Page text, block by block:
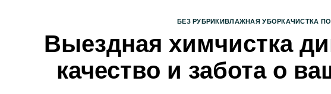
БЕЗ РУБРИКИВЛАЖНАЯ УБОРКАЧИСТКА
Выездная химчистка
качество и забота о